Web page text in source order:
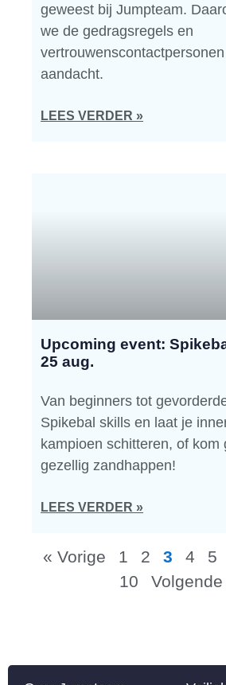
geweest bij Jumpteam.
we de gedragsregels en
aandacht.
LEES VERDER »
Upcoming event:
25 aug.
Van beginners tot
Spikebal skills en laat je
kampioen schitteren, of kom
gezellig zandhappen!
LEES VERDER »
« Vorige 1 2 3 4 5
10
Volgende